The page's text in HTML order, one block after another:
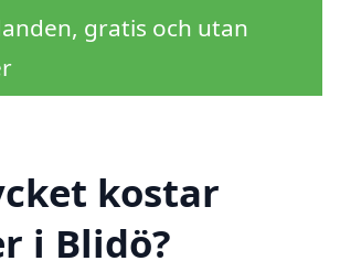
gratis och utan
kostar
i Blidö?